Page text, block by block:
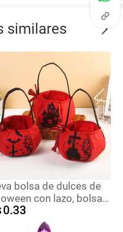
similares
bolsa de dulces de
con lazo, bolsa
bolsa de
tridimensional
0.33